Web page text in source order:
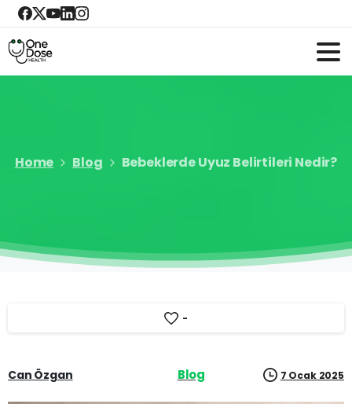
Home Blog Bebeklerde Uyuz Belirtileri Nedir?
-
Can Özgan Blog 7 Ocak 2025